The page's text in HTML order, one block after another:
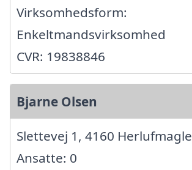
Virksomhedsform:
Enkeltmandsvirksomhed
CVR: 19838846
Bjarne Olsen
Slettevej 1, 4160 Herlufmagle
Ansatte: 0